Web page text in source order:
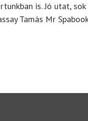
is. Jó utat,
Tamás Mr